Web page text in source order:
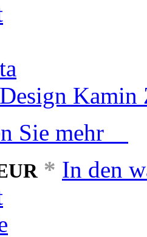
Kamin
Sie mehr
* In den